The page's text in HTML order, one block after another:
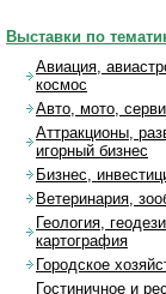
Выставки по
Авиация,
космос
Авто, мото,
Аттракционы,
игорный бизнес
Бизнес,
Ветеринария,
Геология,
картография
Городское
Гостиничное и